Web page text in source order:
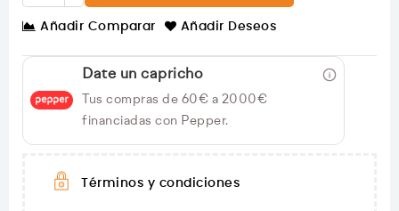
Añadir Comparar Añadir Deseos
Date un capricho
Tus compras de 60€ a 2000€
financiadas con Pepper.
Términos y condiciones